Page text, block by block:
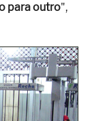
para outro",